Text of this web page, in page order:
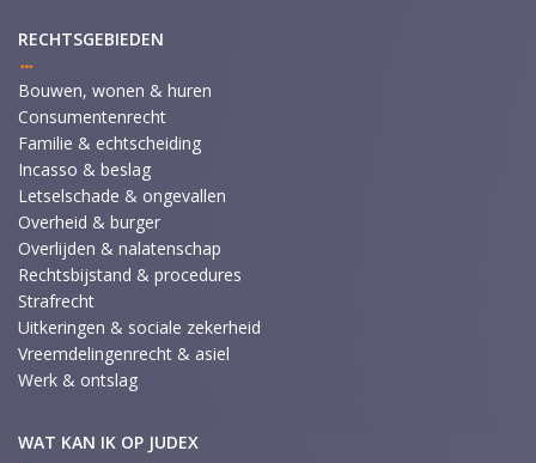
RECHTSGEBIEDEN
Bouwen, wonen & huren
Consumentenrecht
Familie & echtscheiding
Incasso & beslag
Letselschade & ongevallen
Overheid & burger
Overlijden & nalatenschap
Rechtsbijstand & procedures
Strafrecht
Uitkeringen & sociale zekerheid
Vreemdelingenrecht & asiel
Werk & ontslag
WAT KAN IK OP JUDEX